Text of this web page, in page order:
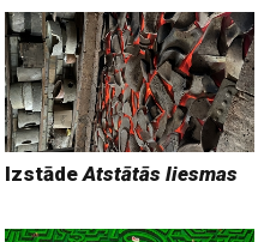
IzstādeAtstātās liesmas